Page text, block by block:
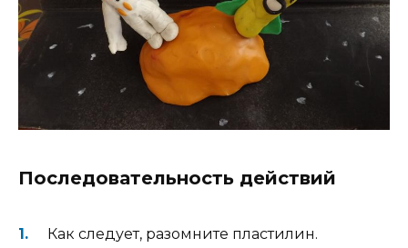
Последовательность действий
Как следует, разомните пластилин.